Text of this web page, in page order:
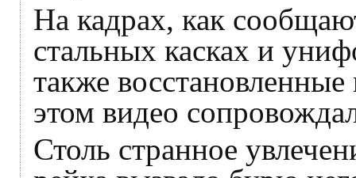
На кадрах, как
стальных касках и
также
этом видео
Столь странное